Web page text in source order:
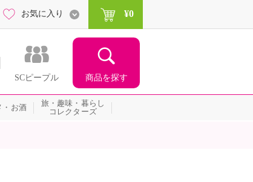
SCピープル 商品を探す
お気に入り ¥0
・お酒
旅・趣味・暮らし
コレクターズ